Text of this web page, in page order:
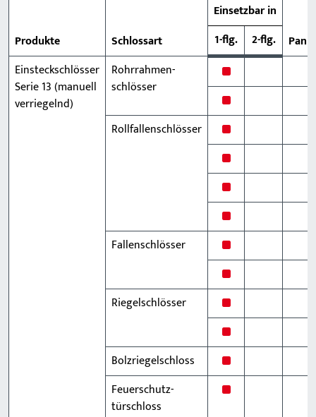
Produkte Schlossart
Einsetzbar in
1-flg.
2-flg.
Einsteckschlösser
Serie 13 (manuell
verriegelnd)
Rohrrahmen-
schlösser
x
x
Rollfallenschlösser
x
x
x
x
Fallenschlösser
x
x
Riegelschlösser
x
x
Bolzriegelschloss
x
Feuerschutz-
türschloss
x